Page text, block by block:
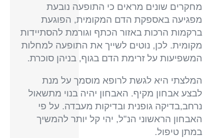
מחקרים שונים מראים כי התופעה נובעת
מפגיעה באספקת הדם המקומית, הפוגעת
ברקמות הרכות באזור הכתף וגורמת להסתיידות
מקומית. לכן, נוטים לשייך את התופעה למחלות
המשפיעות על זרימת הדם בגוף, בניהן סוכרת.
המלצתי היא לגשת לרופא מוסמך על מנת
לבצע אבחון מקיף. האבחון יהיה בנוי מתשאול
נרחב,בדיקה גופנית ובדיקות מעבדה. על פי
האבחון הראשוני הנ"ל, יהי קל יותר להמשיך
במתן טיפול.